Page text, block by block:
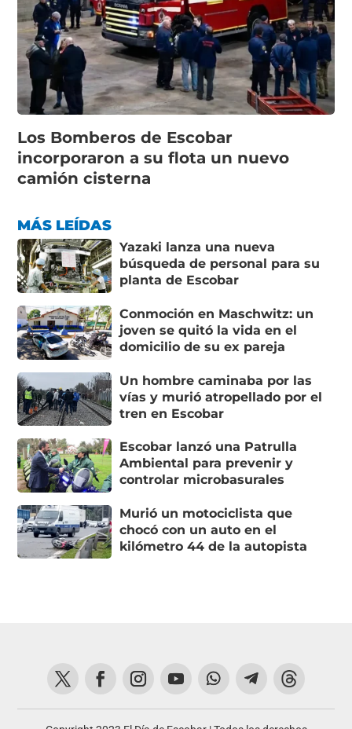
Los Bomberos de Escobar
incorporaron a su flota un nuevo
camión cisterna
MÁS LEÍDAS
Yazaki lanza una nueva
búsqueda de personal para su
planta de Escobar
Conmoción en Maschwitz: un
joven se quitó la vida en el
domicilio de su ex pareja
Un hombre caminaba por las
vías y murió atropellado por el
tren en Escobar
Escobar lanzó una Patrulla
Ambiental para prevenir y
controlar microbasurales
Murió un motociclista que
chocó con un auto en el
kilómetro 44 de la autopista